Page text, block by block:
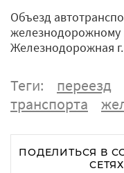
Объезд
железнодорожному
Железнодорожная
Теги: переезд
транспорта
ПОДЕЛИТЬСЯ В
СЕТЯХ